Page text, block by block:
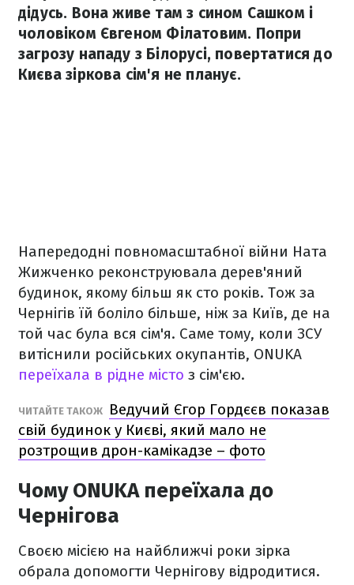
дідусь. Вона живе там з сином Сашком і
чоловіком Євгеном Філатовим. Попри
загрозу нападу з Білорусі, повертатися до
Києва зіркова сім'я не планує.
Напередодні повномасштабної війни Ната
Жижченко реконструювала дерев'яний
будинок, якому більш як сто років. Тож за
Чернігів їй боліло більше, ніж за Київ, де на
той час була вся сім'я. Саме тому, коли ЗСУ
витіснили російських окупантів, ONUKA
переїхала в рідне місто з сім'єю.
ЧИТАЙТЕ ТАКОЖ
Ведучий Єгор Гордєєв показав
свій будинок у Києві, який мало не
розтрощив дрон-камікадзе – фото
Чому ONUKA переїхала до
Чернігова
Своєю місією на найближчі роки зірка
обрала допомогти Чернігову відродитися.